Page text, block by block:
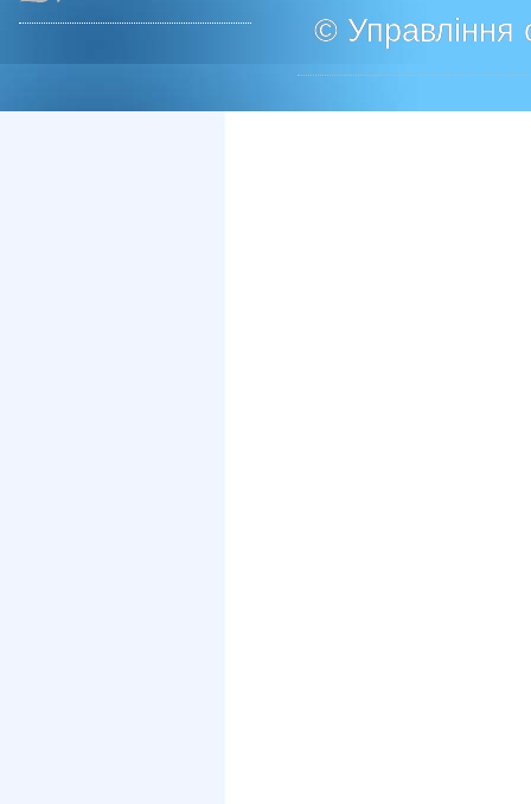
© Управління